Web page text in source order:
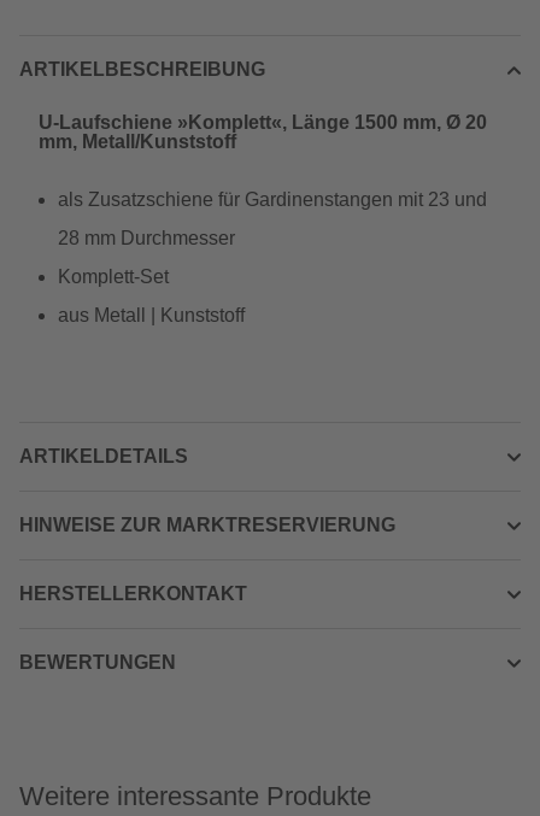
ARTIKELBESCHREIBUNG
U-Laufschiene »Komplett«, Länge 1500 mm, Ø 20
mm, Metall/Kunststoff
als Zusatzschiene für Gardinenstangen mit 23 und
28 mm Durchmesser
Komplett-Set
aus Metall | Kunststoff
ARTIKELDETAILS
HINWEISE ZUR MARKTRESERVIERUNG
HERSTELLERKONTAKT
BEWERTUNGEN
Weitere interessante Produkte